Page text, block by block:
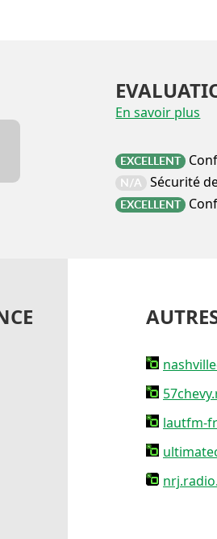
En savoir plus
EXCELLENT
N/A Sécurité
EXCELLENT
lautfm-